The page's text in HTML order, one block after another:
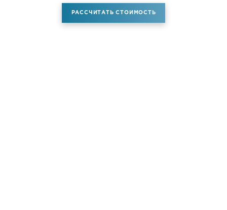
РАССЧИТАТЬ СТОИМОСТЬ